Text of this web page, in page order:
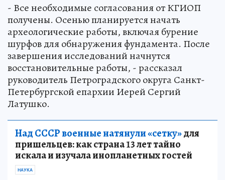
- Все необходимые согласования от КГИОП
получены. Осенью планируется начать
археологические работы, включая бурение
шурфов для обнаружения фундамента. После
завершения исследований начнутся
восстановительные работы, - рассказал
руководитель Петроградского округа Санкт-
Петербургской епархии Иерей Сергий
Латушко.
Над СССР военные натянули «сетку»для
пришельцев: как страна 13 лет тайно
искала и изучала инопланетных гостей
НАУКА